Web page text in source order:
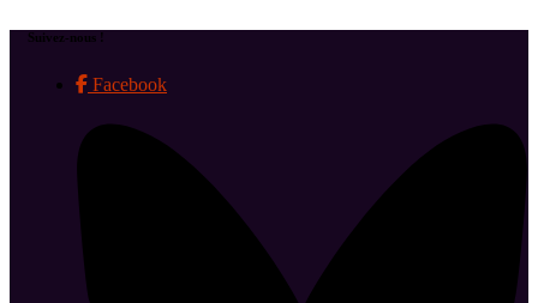
Suivez-nous !
Facebook